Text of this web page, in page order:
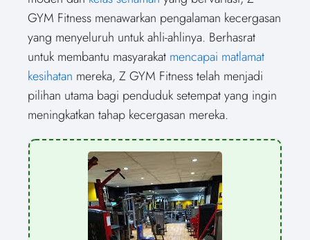
)
GYM Fitness menawarkan pengalaman kecergasan
yang menyeluruh untuk ahli-ahlinya. Berhasrat
untuk membantu masyarakat mencapai matlamat
kesihatan mereka, Z GYM Fitness telah menjadi
pilihan utama bagi penduduk setempat yang ingin
meningkatkan tahap kecergasan mereka.